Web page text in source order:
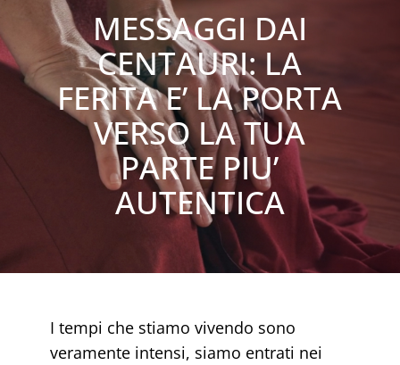
MEMH ACADEMY
FEMMINILE ESSENZIALE
RISORSE GRATUITE
SHOP
CARRELLO
MESSAGGI DAI
CENTAURI: LA
FERITA E’ LA PORTA
VERSO LA TUA
PARTE PIU’
AUTENTICA
I tempi che stiamo vivendo sono
veramente intensi, siamo entrati nei